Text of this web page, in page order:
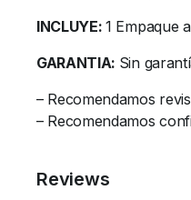
INCLUYE:1 Empaque
GARANTIA: Sin
– Recomendamos
– Recomendamos
Reviews